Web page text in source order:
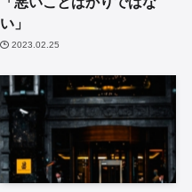
い」
2023.02.25